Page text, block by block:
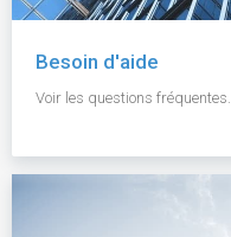
Besoin d'aide
Voir les questions fréquentes.